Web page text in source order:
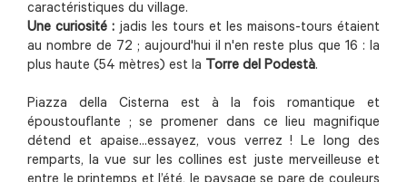
caractéristiques du village.
Une curiosité : jadis les tours et les maisons-tours étaient
au nombre de 72 ; aujourd'hui il n'en reste plus que 16 : la
plus haute (54 mètres) est la Torre del Podestà.
Piazza della Cisterna est à la fois romantique et
époustouflante ; se promener dans ce lieu magnifique
détend et apaise...essayez, vous verrez ! Le long des
remparts, la vue sur les collines est juste merveilleuse et